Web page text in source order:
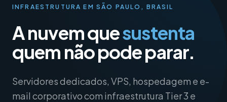
INFRAESTRUTURA EM SÃO PAULO, BRASIL
A nuvem quesustenta
quem não pode parar.
Servidores dedicados, VPS, hospedagem e e-
mail corporativo com infraestrutura Tier 3 e